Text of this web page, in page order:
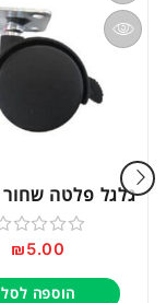
דורג
0
₪5.00
הוספה לסל